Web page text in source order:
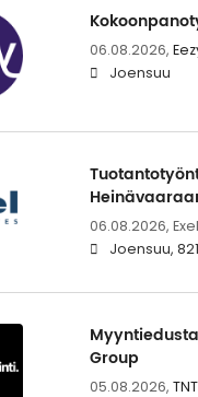
06.08.2026,
Joensuu
06.08.2026,
Joensuu,
Group
05.08.2026,